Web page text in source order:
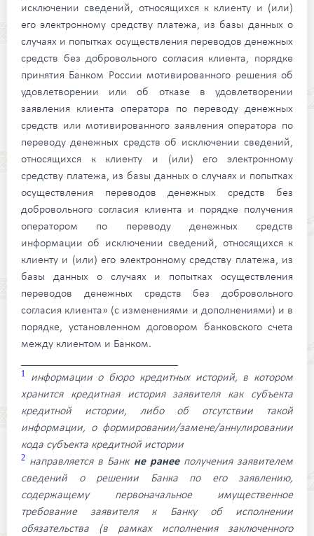
исключении сведений, относящихся к клиенту и (или)
его электронному средству платежа, из базы данных о
случаях и попытках осуществления переводов денежных
средств без добровольного согласия клиента, порядке
принятия Банком России мотивированного решения об
удовлетворении или об отказе в удовлетворении
заявления клиента оператора по переводу денежных
средств или мотивированного заявления оператора по
переводу денежных средств об исключении сведений,
относящихся к клиенту и (или) его электронному
средству платежа, из базы данных о случаях и попытках
осуществления переводов денежных средств без
добровольного согласия клиента и порядке получения
оператором по переводу денежных средств
информации об исключении сведений, относящихся к
клиенту и (или) его электронному средству платежа, из
базы данных о случаях и попытках осуществления
переводов денежных средств без добровольного
согласия клиента» (с изменениями и дополнениями) и в
порядке, установленном договором банковского счета
между клиентом и Банком.
1
информации о бюро кредитных историй, в котором
хранится кредитная история заявителя как субъекта
кредитной истории, либо об отсутствии такой
информации, о формировании/замене/аннулировании
кода субъекта кредитной истории
2 направляется в Банк не ранееполучения заявителем
сведений о решении Банка по его заявлению,
содержащему первоначальное имущественное
требование заявителя к Банку об исполнении
обязательства (в рамках исполнения заключенного